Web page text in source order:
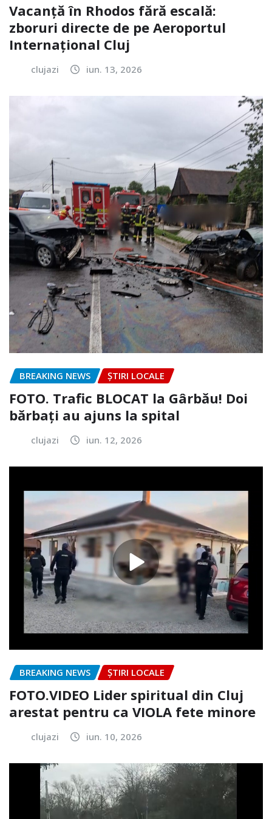
Vacanță în Rhodos fără escală:
zboruri directe de pe Aeroportul
Internațional Cluj
clujazi iun. 13, 2026
BREAKING NEWS ȘTIRI LOCALE
FOTO. Trafic BLOCAT la Gârbău! Doi
bărbați au ajuns la spital
clujazi iun. 12, 2026
BREAKING NEWS ȘTIRI LOCALE
FOTO.VIDEO Lider spiritual din Cluj
arestat pentru ca VIOLA fete minore
clujazi iun. 10, 2026